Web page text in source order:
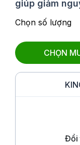
giúp giảm
Chọn số lượng
CHỌN
Đổi